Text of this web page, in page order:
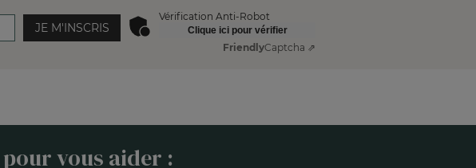
JE M'INSCRIS
Vérification Anti-Robot
Clique ici pour vérifier
FriendlyCaptcha ⇗
vous aider :